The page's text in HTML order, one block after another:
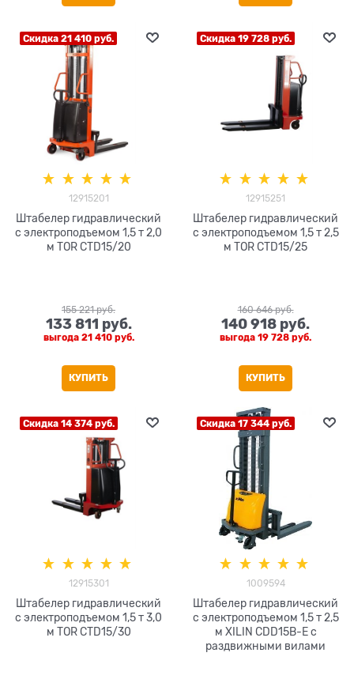
Скидка 21 410 руб.
12915201
Штабелер гидравлический
с электроподъемом 1,5 т 2,0
м TOR CTD15/20
155 221 руб.
133 811 руб.
выгода 21 410 руб.
КУПИТЬ
Скидка 19 728 руб.
12915251
Штабелер гидравлический
с электроподъемом 1,5 т 2,5
м TOR CTD15/25
160 646 руб.
140 918 руб.
выгода 19 728 руб.
КУПИТЬ
Скидка 14 374 руб.
12915301
Штабелер гидравлический
с электроподъемом 1,5 т 3,0
м TOR CTD15/30
Скидка 17 344 руб.
1009594
Штабелер гидравлический
с электроподъемом 1,5 т 2,5
м XILIN CDD15B-E с
раздвижными вилами